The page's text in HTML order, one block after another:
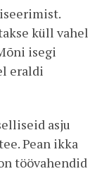
küll vahel
isegi
eraldi
asju
Pean ikka
töövahendid